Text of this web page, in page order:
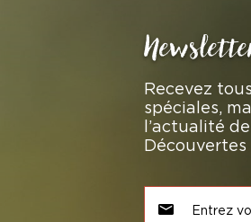
Recevez
spéciales,
l’actualité
Découvertes